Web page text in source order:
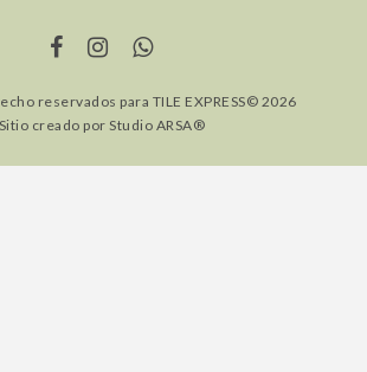
reservados para TILE EXPRESS© 2026
Sitio creado porStudio ARSA®